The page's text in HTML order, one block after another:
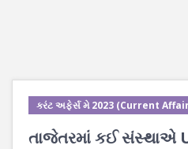
કરંટ અફેર્સ મે 2023 (Current
તાજેતરમાં કઈ સંસ્થાએ